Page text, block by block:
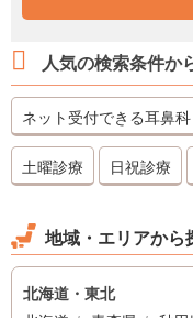
地域・エリアから
北海道・東北
人気の検索条件か
ネット受付できる耳鼻科
土曜診療 日祝診療